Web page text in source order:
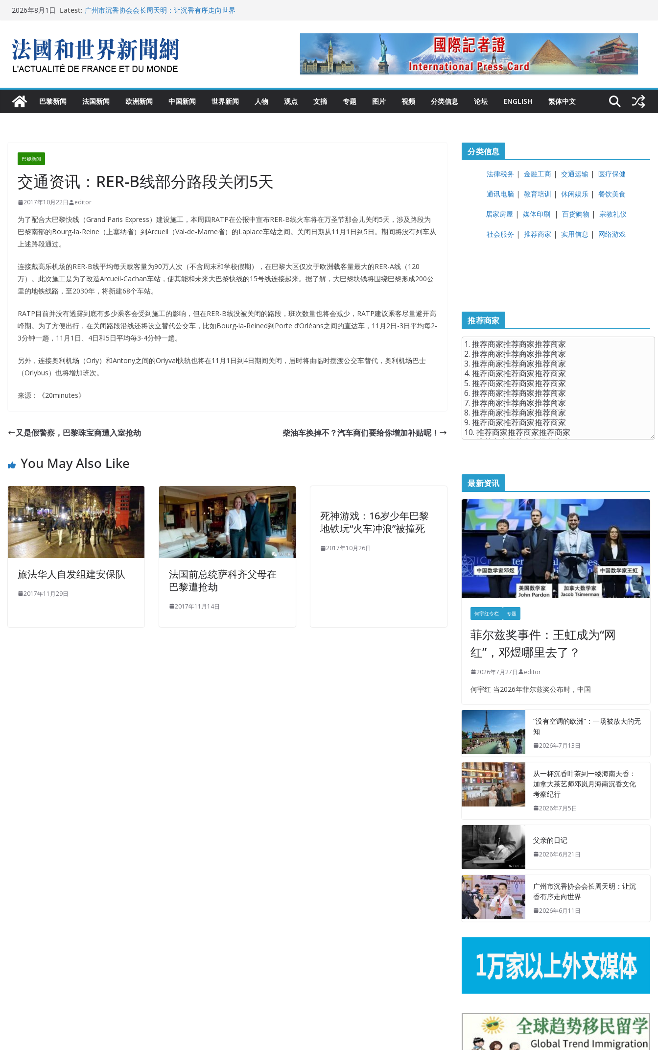
Skip2026年8月1日 Latest: 广州市沉香协会会长周天明：让沉香有序走向世界
从一杯沉香叶茶到一缕海南天香：加拿大茶艺师邓岚月海南沉香
文化考察纪行
父亲的日记
巴黎新闻 法国新闻 欧洲新闻 中国新闻 世界新闻 人物 观点 文摘 专题 图片 视频 分类信息 论坛 ENGLISH 繁体中文
巴黎新闻
交通资讯：RER-B线部分路段关闭5天
2017年10月22日 editor
为了配合大巴黎快线（Grand Paris Express）建设施工，本周四RATP在公报中宣布RER-B线火车将在万圣节那会儿关闭5天，涉及路段为
巴黎南部的Bourg-la-Reine（上塞纳省）到Arcueil（Val-de-Marne省）的Laplace车站之间。关闭日期从11月1日到5日。期间将没有列车从
上述路段通过。
连接戴高乐机场的RER-B线平均每天载客量为90万人次（不含周末和学校假期），在巴黎大区仅次于欧洲载客量最大的RER-A线（120
万）。此次施工是为了改造Arcueil-Cachan车站，使其能和未来大巴黎快线的15号线连接起来。据了解，大巴黎块钱将围绕巴黎形成200公
里的地铁线路，至2030年，将新建68个车站。
RATP目前并没有透露到底有多少乘客会受到施工的影响，但在RER-B线没被关闭的路段，班次数量也将会减少，RATP建议乘客尽量避开高
峰期。为了方便出行，在关闭路段沿线还将设立替代公交车，比如Bourg-la-Reined到Porte d’Orléans之间的直达车，11月2日-3日平均每2-
3分钟一趟，11月1日、4日和5日平均每3-4分钟一趟。
另外，连接奥利机场（Orly）和Antony之间的Orlyval快轨也将在11月1日到4日期间关闭，届时将由临时摆渡公交车替代，奥利机场巴士
（Orlybus）也将增加班次。
来源：《20minutes》
又是假警察，巴黎珠宝商遭入室抢劫 柴油车换掉不？汽车商们要给你增加补贴呢！
You May Also Like
旅法华人自发组建安保队
2017年11月29日
法国前总统萨科齐父母在
巴黎遭抢劫
2017年11月14日
死神游戏：16岁少年巴黎
地铁玩“火车冲浪”被撞死
2017年10月26日
分类信息
法律税务 | 金融工商| 交通运输| 医疗保健
通讯电脑 | 教育培训 | 休闲娱乐| 餐饮美食
居家房屋 | 媒体印刷| 百货购物 | 宗教礼仪
社会服务 | 推荐商家 | 实用信息 | 网络游戏
推荐商家
最新资讯
何宇红专栏 专题
菲尔兹奖事件：王虹成为“网
红”，邓煜哪里去了？
2026年7月27日 editor
何宇红 当2026年菲尔兹奖公布时，中国
“没有空调的欧洲”：一场被放大的无
知
2026年7月13日
从一杯沉香叶茶到一缕海南天香：
加拿大茶艺师邓岚月海南沉香文化
考察纪行
2026年7月5日
父亲的日记
2026年6月21日
广州市沉香协会会长周天明：让沉
香有序走向世界
2026年6月11日